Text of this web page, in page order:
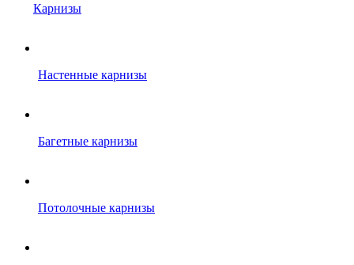
Карнизы
Настенные карнизы
Багетные карнизы
Потолочные карнизы